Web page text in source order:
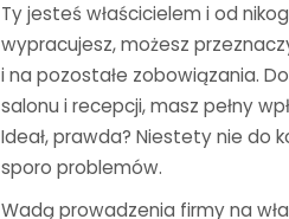
Ty jesteś właścicielem i od
wypracujesz, możesz
i na pozostałe zobowiązania.
salonu i recepcji, masz pełny
Ideał, prawda? Niestety nie do
sporo problemów.
Wadą prowadzenia firmy na